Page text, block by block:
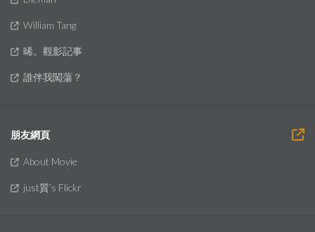
William Tang
晞。觀影記事
誰伴我闖蕩？
朋友網頁
About Movie
just質’s Flickr